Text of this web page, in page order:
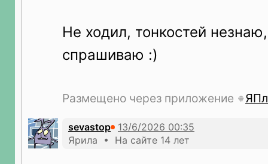
Не ходил, тонкостей
спрашиваю :)
Размещено через приложение
sevastop
Ярила • На сайте 14 лет